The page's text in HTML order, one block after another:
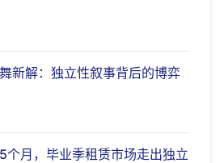
新解：独立性叙事背后的博弈
个月，毕业季租赁市场走出独立